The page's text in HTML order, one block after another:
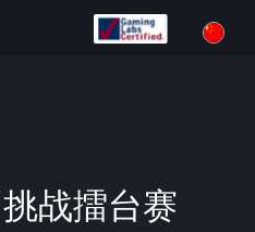
战擂台赛